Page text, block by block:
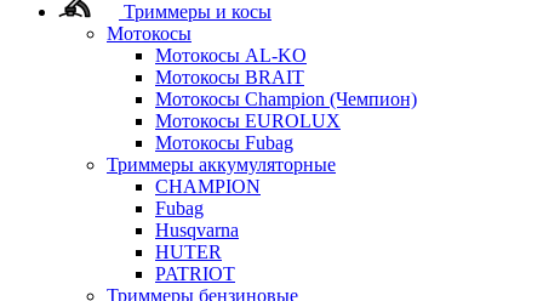
Триммеры и косы
Мотокосы
Мотокосы AL-KO
Мотокосы BRAIT
Мотокосы Champion (Чемпион)
Мотокосы EUROLUX
Мотокосы Fubag
Триммеры аккумуляторные
CHAMPION
Fubag
Husqvarna
HUTER
PATRIOT
Триммеры бензиновые